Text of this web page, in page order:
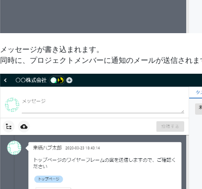
メッセージが書き込まれます。
同時に、プロジェクトメンバーに通知のメールが送信されま